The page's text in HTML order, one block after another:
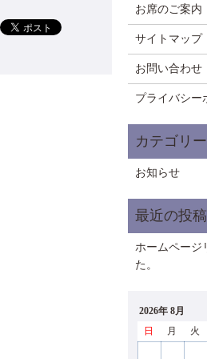
お席のご案内
サイトマップ
お問い合わせ
プライバシー
お知らせ
ホームページ
た。
2026年 8月
日
月 火